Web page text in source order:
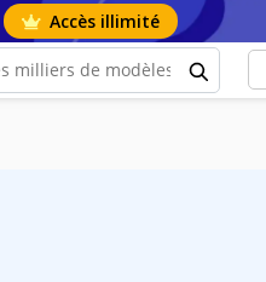
Accès illimité